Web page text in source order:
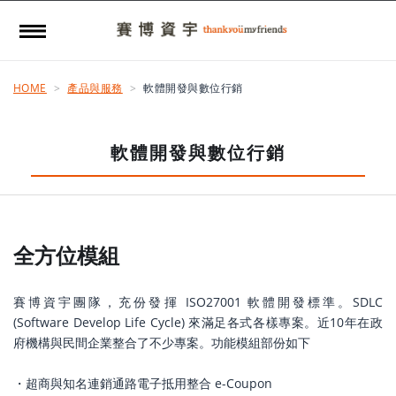
HOME 產品與服務 軟體開發與數位行銷
軟體開發與數位行銷
全方位模組
賽博資宇團隊，充份發揮 ISO27001 軟體開發標準。SDLC
(Software Develop Life Cycle) 來滿足各式各樣專案。近10年在政
府機構與民間企業整合了不少專案。功能模組部份如下
・超商與知名連銷通路電子抵用整合 e-Coupon